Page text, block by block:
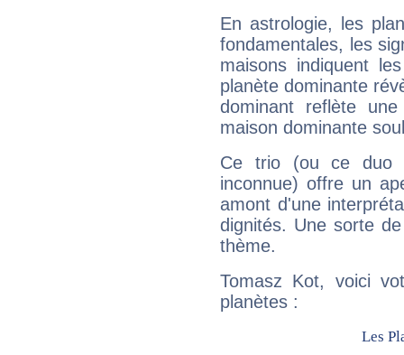
En astrologie, les
fondamentales, les
maisons indiquent
planète dominante
dominant reflète
maison dominante
Ce trio (ou ce duo
inconnue) offre un
amont d'une
dignités. Une sorte
thème.
Tomasz Kot, voici
planètes :